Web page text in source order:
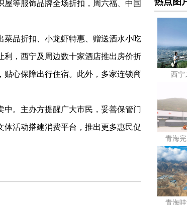
等服饰品牌全场折扣，周六福、中国
品折扣、小龙虾特惠、赠送酒水小吃
，西宁及周边数十家酒店推出房价折
心保障出行住宿。此外，多家连锁商
。主办方提醒广大市民，妥善保管门
活动搭建消费平台，推出更多惠民促
西宁
青海
青海